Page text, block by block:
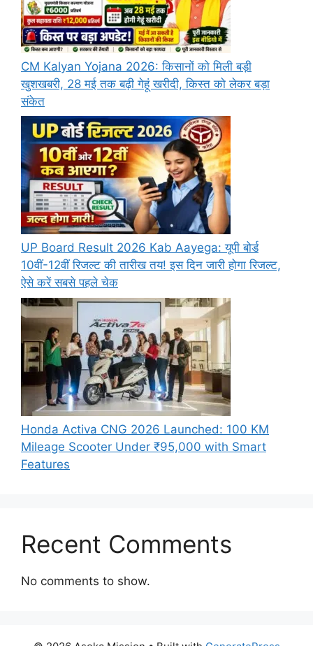
CM Kalyan Yojana 2026: किसानों को मिली बड़ी
खुशखबरी, 28 मई तक बढ़ी गेहूं खरीदी, किस्त को लेकर बड़ा
संकेत
UP Board Result 2026 Kab Aayega: यूपी बोर्ड
10वीं-12वीं रिजल्ट की तारीख तय! इस दिन जारी होगा रिजल्ट,
ऐसे करें सबसे पहले चेक
Honda Activa CNG 2026 Launched: 100 KM
Mileage Scooter Under ₹95,000 with Smart
Features
Recent Comments
No comments to show.